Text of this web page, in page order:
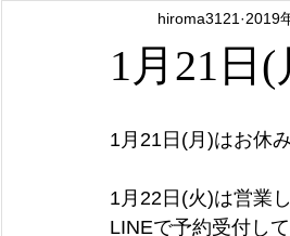
1月21日
hiroma3121 2019
1月21日(月)はお休
1月22日(火)は営業
LINEで予約受付し